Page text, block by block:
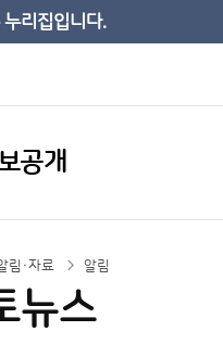
리집입니다.
공개
림·자료 알림
뉴스